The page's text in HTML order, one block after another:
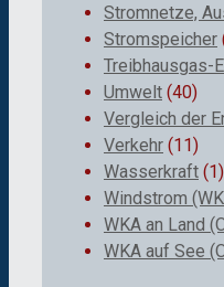
Stromnetze,
Stromspeicher
Treibhausgas-
Umwelt (40)
Vergleich der
Verkehr (11)
Wasserkraft (1)
Windstrom
WKA an Land
WKA auf See